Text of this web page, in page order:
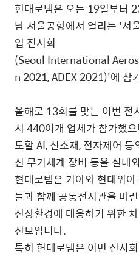
현대로템은 오는 19일부터
남 서울공항에서 열리는 '서
업 전시회
(Seoul International
n 2021, ADEX 2021)'에 참
올해로 13회를 맞는 이번 전
서 440여개 업체가 참가했
도할 AI, 신소재, 전자제어
신 무기체계 장비 등을 실내
현대로템은 기아와 현대위
들과 함께 공동전시관을 마
전장환경에 대응하기 위한
선보입니다.
특히 현대로템은 이번 전시